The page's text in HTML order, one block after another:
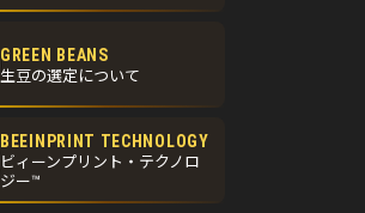
GREEN BEANS
生豆の選定について
BEEINPRINT TECHNOLOGY
ビィーンプリント・テクノロ
ジー™